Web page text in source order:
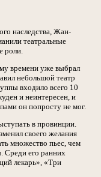
наследства, Жан-
театральные
роли.
времени уже выбрал
небольшой театр
входило всего 10
и неинтересен, и
он попросту не мог.
в провинции.
своего желания
множество пьес, чем
Среди его ранних
лекарь», «Три